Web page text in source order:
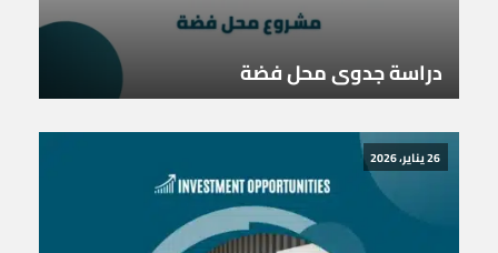
دراسة جدوى محل فضة
26 يناير، 2026